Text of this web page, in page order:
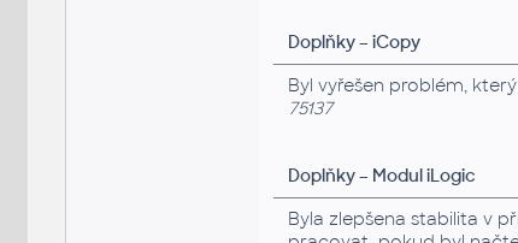
Doplňky – iCopy
Byl vyřešen problém,
75137
Doplňky – Modul iLogic
Byla zlepšena stabilita v